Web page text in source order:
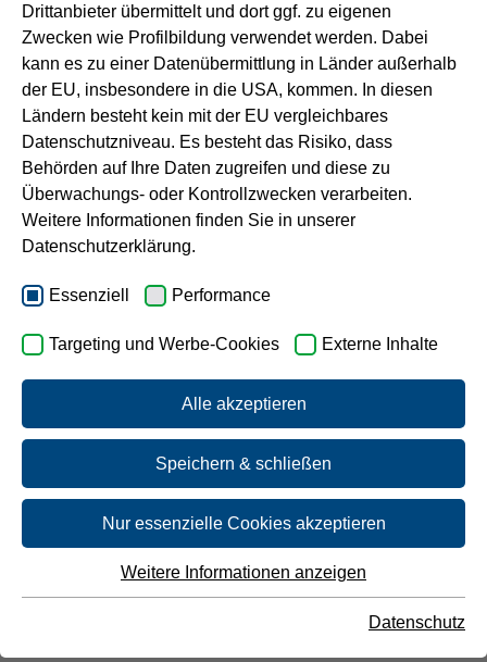
Energie
B2B-Lösungen
Unternehmen
Karriere
verwendet werden, die in einer Liste des
Umweltbundesamt enthalten sind. Die
Listeist
im Internet veröffentlicht.
Gemäß § 46 der Trinkwasserverordnung
veröffentlichen wir alle verwendeten
Aufbereitungsstoffe und Desinfektionsverfahren.
Bitte tippen Sie den gewünschten Ort ein.
Ihr Ergebnis für Unna
Ortsteile
Hemmerde, Lünern, Sid­ding­hausen, West­
Drittanbieter übermittelt und dort ggf. zu eigenen
Zwecken wie Profilbildung verwendet werden. Dabei
kann es zu einer Datenübermittlung in Länder außerhalb
der EU, insbesondere in die USA, kommen. In diesen
Ländern besteht kein mit der EU vergleichbares
Datenschutzniveau. Es besteht das Risiko, dass
Behörden auf Ihre Daten zugreifen und diese zu
Überwachungs- oder Kontrollzwecken verarbeiten.
Weitere Informationen finden Sie in unserer
Datenschutzerklärung.
Essenziell Performance
Targeting und Werbe-Cookies Externe Inhalte
Alle akzeptieren
Speichern & schließen
Nur essenzielle Cookies akzeptieren
der Webseite benötigt. Dadurch ist gewährleistet, dass die
Webseite einwandfrei funktioniert.
Weitere Informationen anzeigen
Datenschutz